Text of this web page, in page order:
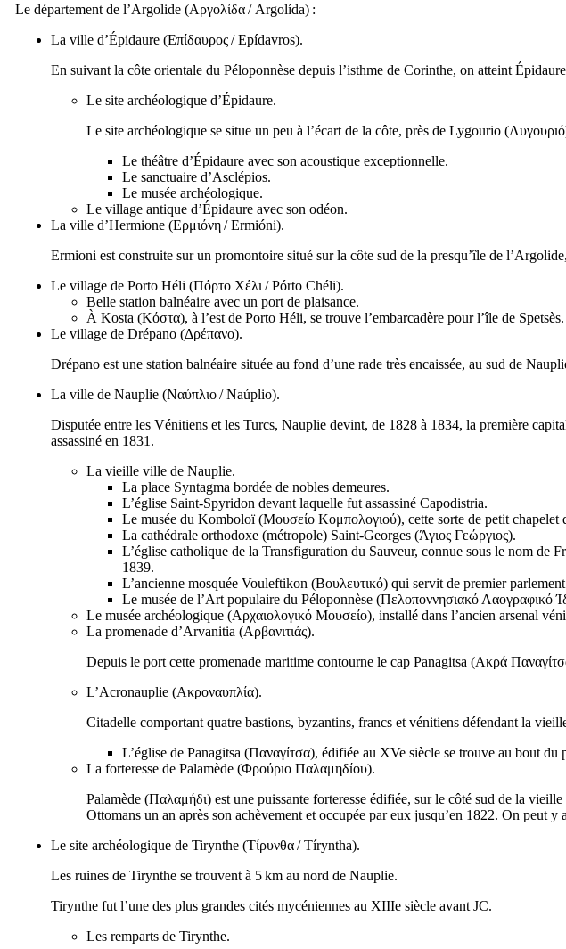
Le département de l’Argolide (Αργολίδα/ Argolída) :
La ville d’Épidaure (Επίδαυρος/Epídavros).
En suivant la côte orientale du Péloponnèse depuis l’isthme de Corinthe, on atteint
Le site archéologique d’Épidaure.
Le site archéologique se situe un peu à l’écart de la côte, près de Lygourio (Λυγουριό
Le théâtre d’Épidaure avec son acoustique exceptionnelle.
Le sanctuaire d’Asclépios.
Le musée archéologique.
Le village antique d’Épidaure avec son odéon.
La ville d’Hermione (Ερμιόνη/Ermióni).
Ermioni est construite sur un promontoire situé sur la côte sud de la presqu’île de
Le village de Porto Héli (Πόρτο Χέλι /Pórto Chéli).
Belle station balnéaire avec un port de plaisance.
À Kosta (Κόστα), à l’est de Porto Héli, se trouve l’embarcadère pour l’île de Spetsès.
Le village de Drépano (Δρέπανο).
Drépano est une station balnéaire située au fond d’une rade très encaissée, au sud de
La ville de Nauplie (Ναύπλιο/Naúplio).
Disputée entre les Vénitiens et les Turcs, Nauplie devint, de 1828 à 1834, la première
assassiné en 1831.
La vieille ville de Nauplie.
La place Syntagma bordée de nobles demeures.
L’église Saint-Spyridon devant laquelle fut assassiné Capodistria.
Le musée du Komboloï (Μουσείο Κομπολογιού), cette sorte de petit
La cathédrale orthodoxe (métropole) Saint-Georges (Άγιος Γεώργιος).
L’église catholique de la Transfiguration du Sauveur, connue sous le nom de
1839.
L’ancienne mosquée Vouleftikon (Βουλευτικό) qui servit de premier
Le musée de l’Art populaire du Péloponnèse (Πελοποννησιακό Λαογραφικό
Le musée archéologique (Αρχαιολογικό Μουσείο), installé dans l’ancien arsenal
La promenade d’Arvanitia (Αρβανιτιάς).
Depuis le port cette promenade maritime contourne le cap Panagitsa (Ακρά
L’Acronauplie (Ακροναυπλία).
Citadelle comportant quatre bastions, byzantins, francs et vénitiens défendant la
L’église de Panagitsa (Παναγίτσα), édifiée au XVe siècle se trouve au bout du
La forteresse de Palamède (Φρούριο Παλαμηδίου).
Palamède (Παλαμήδι) est une puissante forteresse édifiée, sur le côté sud de la
Ottomans un an après son achèvement et occupée par eux jusqu’en 1822. On peut
Le site archéologique de Tirynthe (Τίρυνθα/Tíryntha).
Les ruines de Tirynthe se trouvent à 5 km au nord de Nauplie.
Tirynthe fut l’une des plus grandes cités mycéniennes au XIIIe siècle avant JC.
Les remparts de Tirynthe.